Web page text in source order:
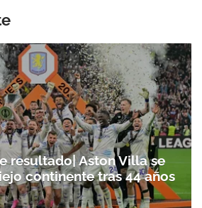
resultado| Aston Villa se
continente tras 44 años